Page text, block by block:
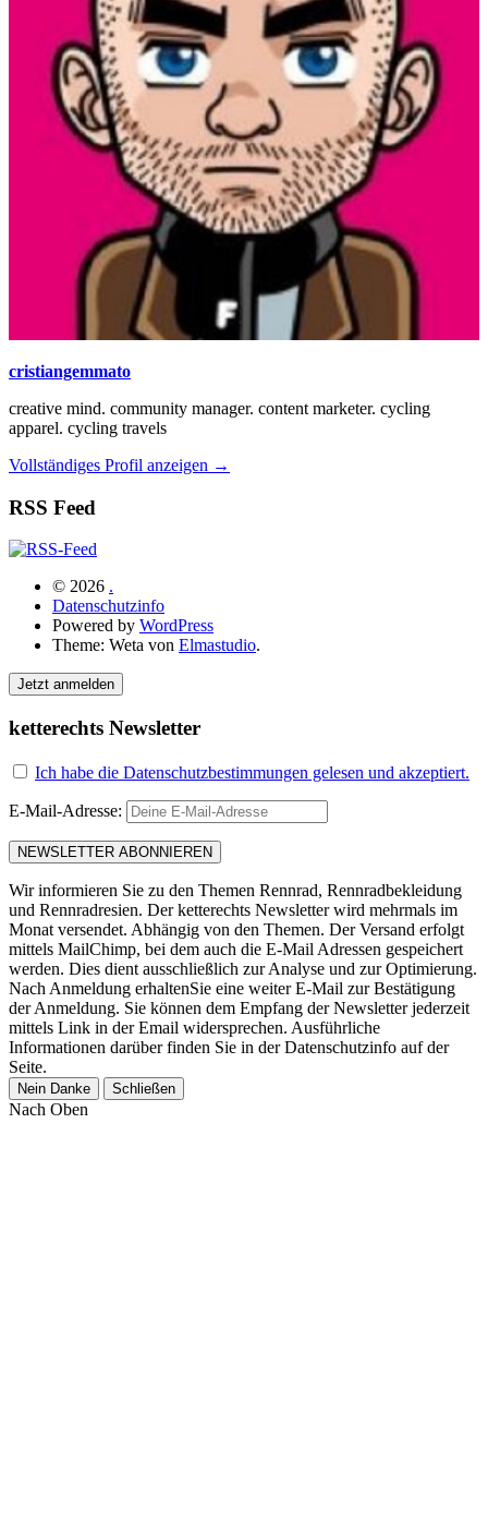
cristiangemmato
creative mind. community manager. content marketer. cycling
apparel. cycling travels
Vollständiges Profil anzeigen →
RSS Feed
© 2026 .
Datenschutzinfo
Powered by WordPress
Theme: Weta von Elmastudio.
Jetzt anmelden
ketterechts Newsletter
Ich habe die Datenschutzbestimmungen gelesen und akzeptiert.
E-Mail-Adresse:
Wir informieren Sie zu den Themen Rennrad, Rennradbekleidung
und Rennradresien. Der ketterechts Newsletter wird mehrmals im
Monat versendet. Abhängig von den Themen. Der Versand erfolgt
mittels MailChimp, bei dem auch die E-Mail Adressen gespeichert
werden. Dies dient ausschließlich zur Analyse und zur Optimierung.
Nach Anmeldung erhaltenSie eine weiter E-Mail zur Bestätigung
der Anmeldung. Sie können dem Empfang der Newsletter jederzeit
mittels Link in der Email widersprechen. Ausführliche
Informationen darüber finden Sie in der Datenschutzinfo auf der
Seite.
Nein Danke Schließen
Nach Oben